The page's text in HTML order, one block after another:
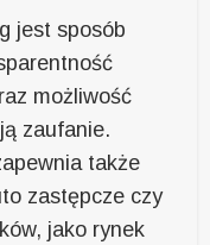
jest sposób
możliwość
zaufanie.
także
zastępcze czy
jako rynek